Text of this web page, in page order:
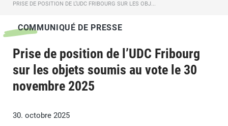
PRISE DE POSITION DE L’UDC FRIBOURG SUR LES OBJ...
COMMUNIQUÉ DE PRESSE
Prise de position de l’UDC Fribourg
sur les objets soumis au vote le 30
novembre 2025
30. octobre 2025